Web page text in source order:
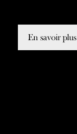
En savoir plus